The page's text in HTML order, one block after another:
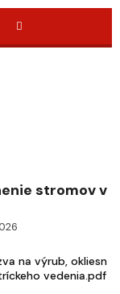
stromov v
na výrub, okliesn
vedenia.pdf